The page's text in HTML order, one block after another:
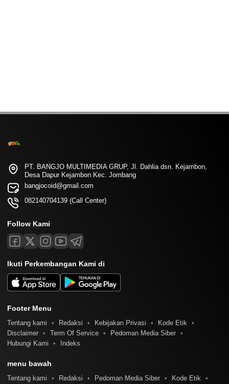
PT. BANGJO MULTIMEDIA GRUP, Jl. Dahlia dsn. Kejambon,
Desa Dapur Kejambon Kec. Jombang
bangjocoid@gmail.com
082140704139 (Call Center)
Follow Kami
Ikuti Perkembangan Kami di
Footer Menu
Tentang kami Redaksi Kebijakan Privasi
Kode Etik
Disclaimer
Term Of Service
Pedoman Media Siber
Hubungi Kami
Indeks
menu bawah
Tentang kami Redaksi Pedoman Media Siber
Kode Etik